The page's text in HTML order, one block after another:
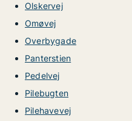
Olskervej
Omøvej
Overbygade
Panterstien
Pedelvej
Pilebugten
Pilehavevej